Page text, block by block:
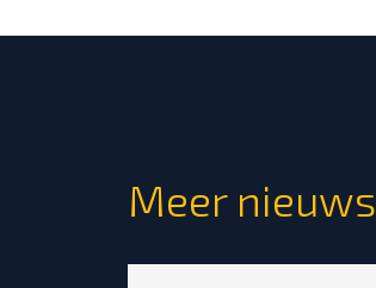
Meer nieuws